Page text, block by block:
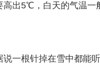
高出5℃，白天的气温
一根针掉在雪中都能